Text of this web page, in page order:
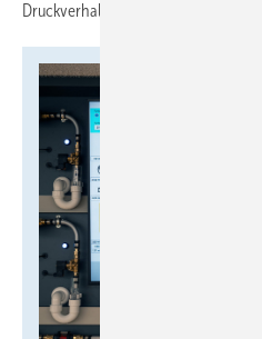
Druckverhalten im Leitungsnetz.